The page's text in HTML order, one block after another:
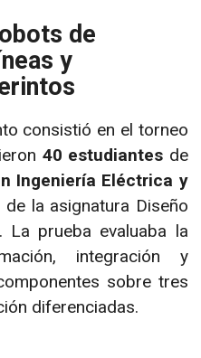
de
y
consistió en el torneo
40 estudiantes de
Ingeniería Eléctrica y
la asignatura Diseño
La prueba evaluaba la
integración y
sobre tres
diferenciadas.